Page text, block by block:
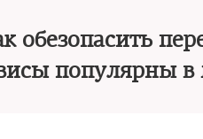
обезопасить
популярны